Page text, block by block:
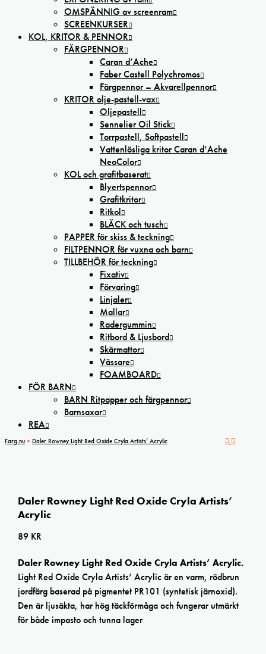
OMSPÄNNIG av screenram
SCREENKURSER
KOL, KRITOR & PENNOR
FÄRGPENNOR
Caran d’Ache
Faber Castell Polychromos
Färgpennor – Akvarellpennor
KRITOR olje-pastell-vax
Oljepastell
Sennelier Oil Stick
Torrpastell, Softpastell
Vattenlösliga kritor Caran d’Ache
NeoColor
KOL och grafitbaserat
Blyertspennor
Grafitkritor
Ritkol
BLÄCK och tusch
PAPPER för skiss & teckning
FILTPENNOR för vuxna och barn
TILLBEHÖR för teckning
Fixativ
Förvaring
Linjaler
Mallar
Radergummin
Ritbord & Ljusbord
Skärmattor
Vässare
FOAMBOARD
FÖR BARN
BARN Ritpapper och färgpennor
Barnsaxar
REA
Farg.nu > Daler Rowney Light Red Oxide Cryla Artists’ Acrylic
Daler Rowney Light Red Oxide Cryla Artists’
Acrylic
89 KR
Daler Rowney Light Red Oxide Cryla Artists’ Acrylic.
Light Red Oxide Cryla Artists’ Acrylic är en varm, rödbrun
jordfärg baserad på pigmentet PR101 (syntetisk järnoxid).
Den är ljusäkta, har hög täckförmåga och fungerar utmärkt
för både impasto och tunna lager